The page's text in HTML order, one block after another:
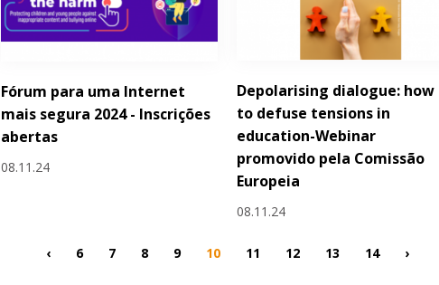
Fórum para uma Internet
mais segura 2024 - Inscrições
abertas
08.11.24
Depolarising dialogue: how
to defuse tensions in
education-Webinar
promovido pela Comissão
Europeia
08.11.24
‹ 6 7 8 9 10 11 12 13 14 ›